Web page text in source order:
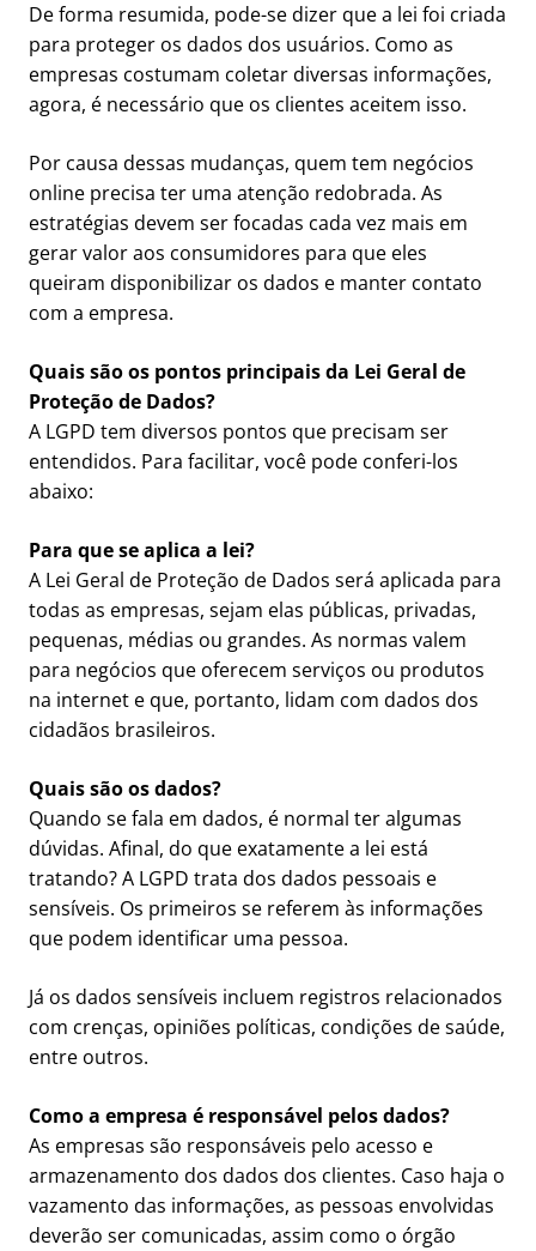
De forma resumida, pode-se dizer que a lei foi criada
para proteger os dados dos usuários. Como as
empresas costumam coletar diversas informações,
agora, é necessário que os clientes aceitem isso.
Por causa dessas mudanças, quem tem negócios
online precisa ter uma atenção redobrada. As
estratégias devem ser focadas cada vez mais em
gerar valor aos consumidores para que eles
queiram disponibilizar os dados e manter contato
com a empresa.
Quais são os pontos principais da Lei Geral de
Proteção de Dados?
A LGPD tem diversos pontos que precisam ser
entendidos. Para facilitar, você pode conferi-los
abaixo:
Para que se aplica a lei?
A Lei Geral de Proteção de Dados será aplicada para
todas as empresas, sejam elas públicas, privadas,
pequenas, médias ou grandes. As normas valem
para negócios que oferecem serviços ou produtos
na internet e que, portanto, lidam com dados dos
cidadãos brasileiros.
Quais são os dados?
Quando se fala em dados, é normal ter algumas
dúvidas. Afinal, do que exatamente a lei está
tratando? A LGPD trata dos dados pessoais e
sensíveis. Os primeiros se referem às informações
que podem identificar uma pessoa.
Já os dados sensíveis incluem registros relacionados
com crenças, opiniões políticas, condições de saúde,
entre outros.
Como a empresa é responsável pelos dados?
As empresas são responsáveis pelo acesso e
armazenamento dos dados dos clientes. Caso haja o
vazamento das informações, as pessoas envolvidas
deverão ser comunicadas, assim como o órgão